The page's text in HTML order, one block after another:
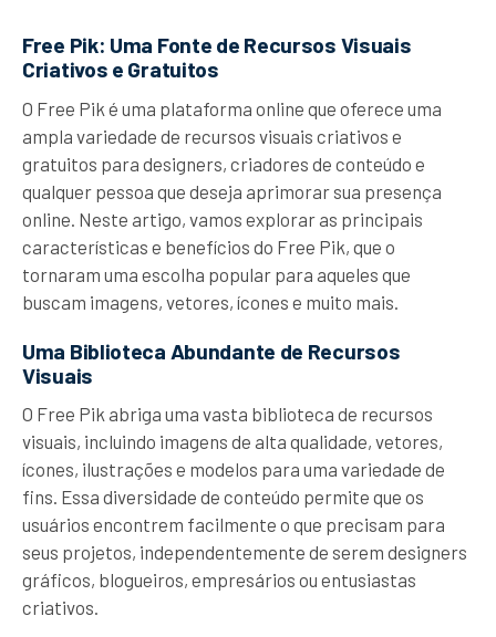
Free Pik: Uma Fonte de Recursos Visuais
Criativos e Gratuitos
O Free Pik é uma plataforma online que oferece uma
ampla variedade de recursos visuais criativos e
gratuitos para designers, criadores de conteúdo e
qualquer pessoa que deseja aprimorar sua presença
online. Neste artigo, vamos explorar as principais
características e benefícios do Free Pik, que o
tornaram uma escolha popular para aqueles que
buscam imagens, vetores, ícones e muito mais.
Uma Biblioteca Abundante de Recursos
Visuais
O Free Pik abriga uma vasta biblioteca de recursos
visuais, incluindo imagens de alta qualidade, vetores,
ícones, ilustrações e modelos para uma variedade de
fins. Essa diversidade de conteúdo permite que os
usuários encontrem facilmente o que precisam para
seus projetos, independentemente de serem designers
gráficos, blogueiros, empresários ou entusiastas
criativos.